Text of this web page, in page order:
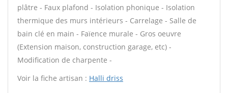
plâtre - Faux plafond - Isolation phonique - Isolation
thermique des murs intérieurs - Carrelage - Salle de
bain clé en main - Faïence murale - Gros oeuvre
(Extension maison, construction garage, etc) -
Modification de charpente -
Voir la fiche artisan : Halli driss